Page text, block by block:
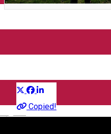
English
Tura
Copied!
În jurul Sibiului